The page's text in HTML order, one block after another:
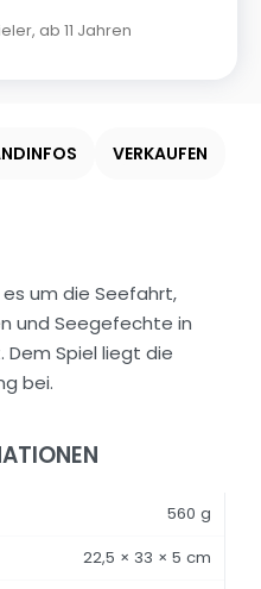
, ab 11 Jahren
VERKAUFEN
um die Seefahrt,
und Seegefechte in
Spiel liegt die
bei.
560 g
22,5 × 33 × 5 cm